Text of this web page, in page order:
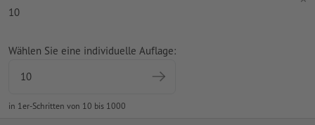
10
Wählen Sie eine individuelle Auflage:
in 1er-Schritten von 10 bis 1000